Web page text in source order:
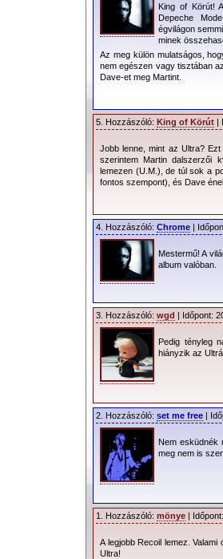
King of Körút!
Depeche
égvilágon
minek
Az meg külön mulatságos,
nem egészen vagy tisztában
Dave-et meg Martint.
5. Hozzászóló: King of Körút |
Jobb lenne, mint az Ultra?
szerintem Martin dalszerzői
lemezen (U.M.), de túl sok a
fontos szempont), és Dave
4. Hozzászóló: Chrome |
Mestermű! A
album valóban.
3. Hozzászóló: wgd | Időpont:
Pedig tényleg
hiányzik az
2. Hozzászóló: set me free |
Nem esküdnék
meg nem is
1. Hozzászóló: mönye |
A legjobb Recoil lemez.
Ultra!